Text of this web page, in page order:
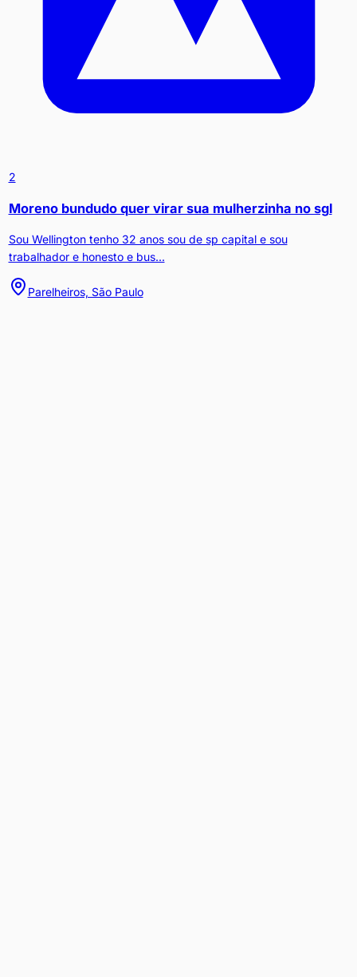
2
Moreno bundudo quer virar sua mulherzinha no sgl
Sou Wellington tenho 32 anos sou de sp capital e sou
trabalhador e honesto e bus...
Parelheiros, São Paulo